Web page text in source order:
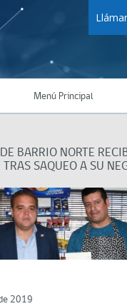
Menú Principal
BARRIO NORTE
SAQUEO A SU
2019